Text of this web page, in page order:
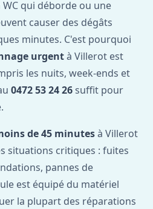
qui déborde ou une
causer des dégâts
minutes. C'est pourquoi
urgentà Villerot est
les nuits, week-ends et
0472 53 24 26 suffit pour
de 45 minutesà Villerot
situations critiques : fuites
pannes de
est équipé du matériel
la plupart des réparations